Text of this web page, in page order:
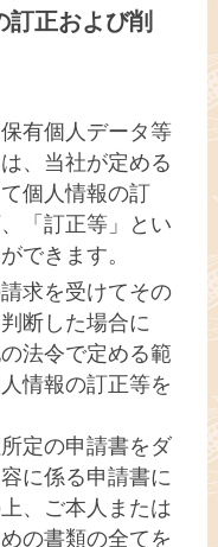
訂正および削
有個人データ等
、当社が定める
個人情報の訂
「訂正等」とい
できます。
求を受けてその
断した場合に
法令で定める範
情報の訂正等を
定の申請書をダ
に係る申請書に
、ご本人または
の書類の全てを